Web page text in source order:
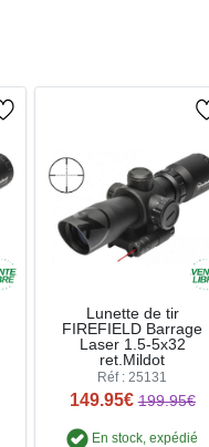
Lunette de tir
FIREFIELD Barrage
Laser 1.5-5x32
ret.Mildot
Réf : 25131
149.95€ 199.95€
En stock, expédié